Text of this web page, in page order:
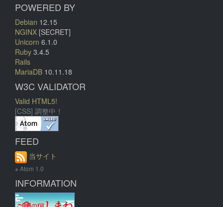
POWERED BY
Debian 12.15
NGINX [SECRET]
Unicorn 6.1.0
Ruby 3.4.5
Rails
MariaDB 10.11.18
W3C VALIDATOR
Valid HTML5!
[CSS] 調整中！
FEED
当サイト
※ Atom 1.0
INFORMATION